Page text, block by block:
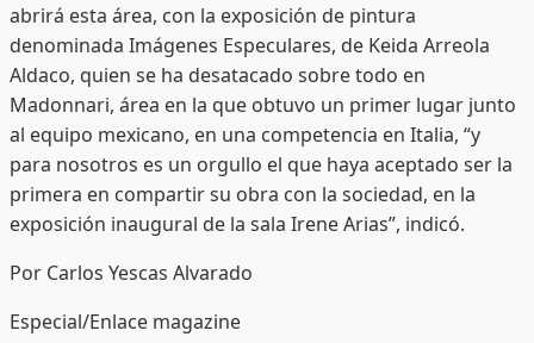
abrirá esta área, con la exposición de pintura
denominada Imágenes Especulares, de Keida Arreola
Aldaco, quien se ha desatacado sobre todo en
Madonnari, área en la que obtuvo un primer lugar junto
al equipo mexicano, en una competencia en Italia, “y
para nosotros es un orgullo el que haya aceptado ser la
primera en compartir su obra con la sociedad, en la
exposición inaugural de la sala Irene Arias”, indicó.
Por Carlos Yescas Alvarado
Especial/Enlace magazine